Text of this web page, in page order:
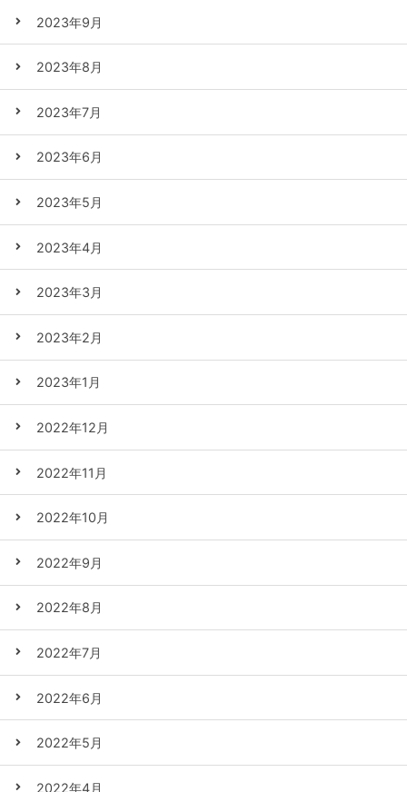
2023年9月
2023年8月
2023年7月
2023年6月
2023年5月
2023年4月
2023年3月
2023年2月
2023年1月
2022年12月
2022年11月
2022年10月
2022年9月
2022年8月
2022年7月
2022年6月
2022年5月
2022年4月